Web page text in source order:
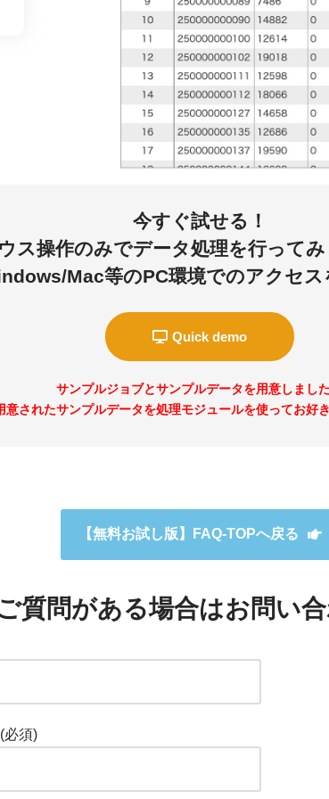
今すぐ試せる！
ス操作のみでデータ処理を行ってみ
Mac等のPC環境でのアクセス
Quick demo
サンプルジョブとサンプルデータを用意しました
されたサンプルデータを処理モジュールを使ってお好
【無料お試し版】FAQ-TOPへ戻る
質問がある場合はお問い
必須)